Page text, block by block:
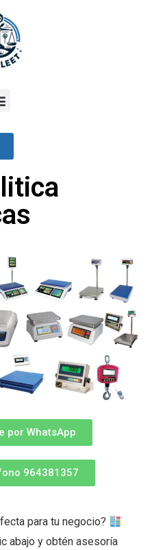
por WhatsApp
964381357
para tu negocio?
abajo y obtén asesoría